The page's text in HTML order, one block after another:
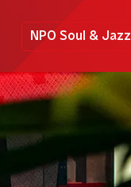
NPO Soul & Jazz